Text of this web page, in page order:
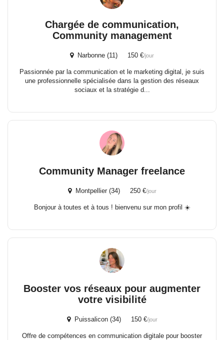
Chargée de communication,
Community management
Narbonne (11) 150 €/jour
Passionnée par la communication et le marketing digital, je suis
une professionnelle spécialisée dans la gestion des réseaux
sociaux et la stratégie d...
Community Manager freelance
Montpellier (34) 250 €/jour
Bonjour à toutes et à tous ! bienvenu sur mon profil ☀️
Booster vos réseaux pour augmenter
votre visibilité
Puissalicon (34) 150 €/jour
Offre de compétences en communication digitale pour booster